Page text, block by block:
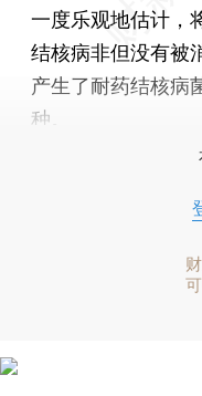
一度乐观地估计，
结核病非但没有被
产生了耐药结核病
种。